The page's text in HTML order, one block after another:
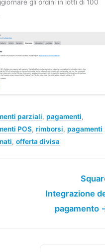
gli ordini in lotti di 100
parziali, pagamenti,
POS, rimborsi, pagamenti
, offerta divisa
Integrazione
pagamento